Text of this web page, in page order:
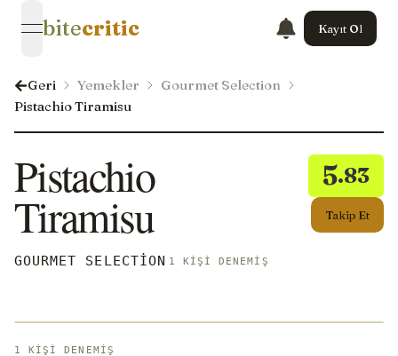
open navigation menu
bitecritic Kayıt Ol
Geri Yemekler
Gourmet Selection
Pistachio Tiramisu
5.83
Takip Et
Pistachio
Tiramisu
GOURMET SELECTION 1 KIŞI DENEMIŞ
1 KIŞI DENEMIŞ